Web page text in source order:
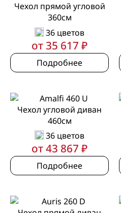
Чехол прямой угловой
360см
36 цветов
от 35 617 ₽
Подробнее
Чехол угловой диван
460см
36 цветов
от 43 867 ₽
Подробнее